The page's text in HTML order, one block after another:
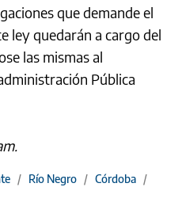
que demande el
ley quedarán a cargo del
las mismas al
Pública
/ Río Negro / Córdoba /